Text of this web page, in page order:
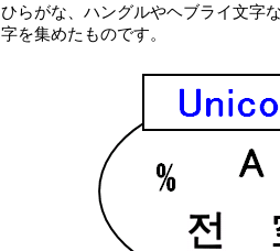
ひらがな、ハングルやヘブライ文字
字を集めたものです。